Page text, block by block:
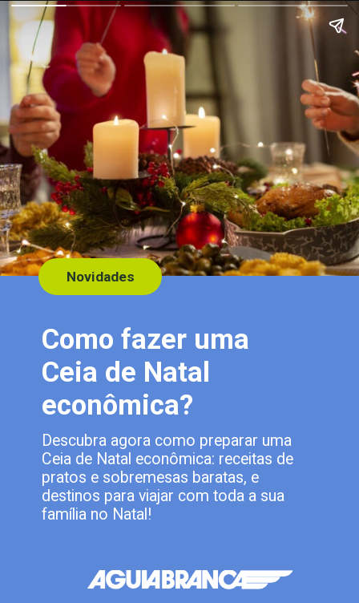
Novidades
Como fazer uma
Ceia de Natal
econômica?
Descubra agora como preparar uma
Ceia de Natal econômica: receitas de
pratos e sobremesas baratas, e
destinos para viajar com toda a sua
família no Natal!